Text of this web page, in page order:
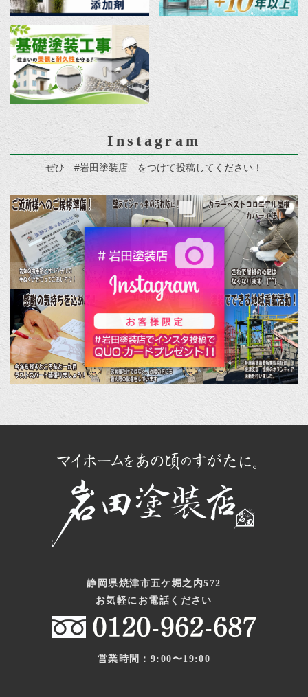
Instagram
ぜひ #岩田塗装店 をつけて投稿してください！
静岡県焼津市五ケ堀之内572
お気軽にお電話ください
営業時間：9:00〜19:00